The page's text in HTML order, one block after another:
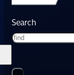
Search